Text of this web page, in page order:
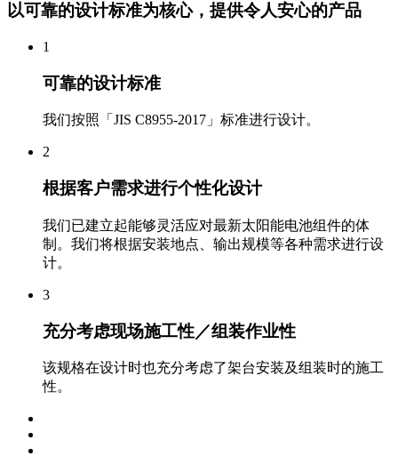
以可靠的设计标准为核心，提供令人安心的产品
1
可靠的设计标准
我们按照「JIS C8955-2017」标准进行设计。
2
根据客户需求进行个性化设计
我们已建立起能够灵活应对最新太阳能电池组件的体
制。我们将根据安装地点、输出规模等各种需求进行设
计。
3
充分考虑现场施工性／组装作业性
该规格在设计时也充分考虑了架台安装及组装时的施工
性。